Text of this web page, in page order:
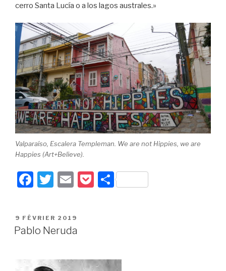
cerro Santa Lucía o a los lagos australes.»
Valparaíso, Escalera Templeman. We are not Hippies, we are
Happies (Art+Believe).
F
c
e
o
T
tt
er
E
ail
P P
PUBLIÉ
LE
9 FÉVRIER 2019
Pablo Neruda